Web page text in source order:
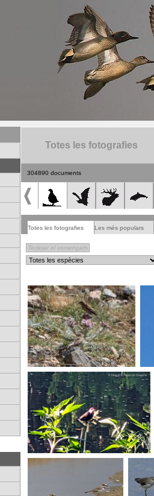
Totes les fotografies
304890 documents
Totes les fotografies Les més populars